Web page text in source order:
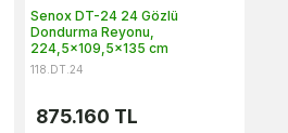
Senox DT-24 24 Gözlü
Dondurma Reyonu,
224,5x109,5x135 cm
118.DT.24
875.160 TL